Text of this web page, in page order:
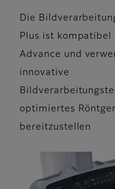
Die
Plus ist kompatibel
Advance und
innovative
optimiertes
bereitzustellen